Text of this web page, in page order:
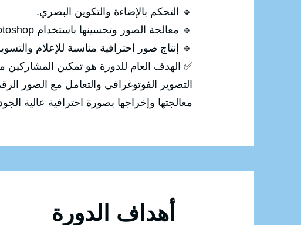
🔹 التحكم بالإضاءة والتكوين البصري.
🔹 معالجة الصور وتحسينها باستخدام Photoshop.
🔹 إنتاج صور احترافية مناسبة للإعلام
✅ الهدف العام للدورة هو تمكين المشاركين
التصوير الفوتوغرافي والتعامل مع الصور
معالجتها وإخراجها بصورة احترافية عالية